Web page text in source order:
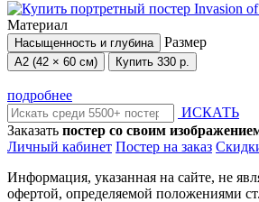
Материал
Насыщенность и глубина Размер
А2 (42 × 60 см) Купить 330 р.
подробнее
ИСКАТЬ
Заказать постер со своим
Личный кабинет Постер на заказ
Информация, указанная на сайте, не
офертой, определяемой положениями